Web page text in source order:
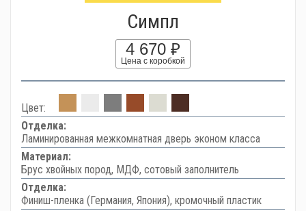
Симпл
4 670 ₽
Цена с коробкой
Цвет:
Отделка:
Ламинированная межкомнатная дверь эконом класса
Материал:
Брус хвойных пород, МДФ, сотовый заполнитель
Отделка:
Финиш-пленка (Германия, Япония), кромочный пластик